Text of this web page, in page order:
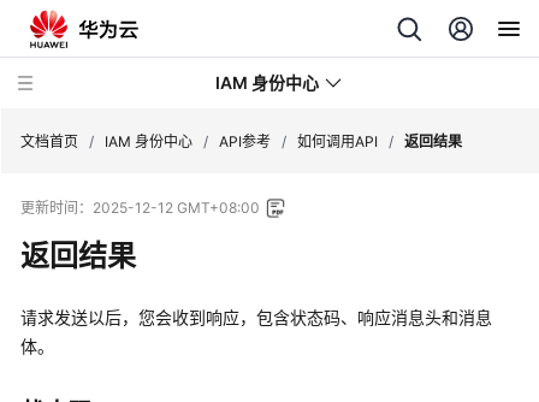
IAM 身份中心
最
新
动
文档首页 / IAM 身份中心 / API参考 / 如何调用API / 返回结果
更新时间： 2025-12-12 GMT+08:00
返回结果
请求发送以后，您会收到响应，包含状态码、响应消息头和消息
体。